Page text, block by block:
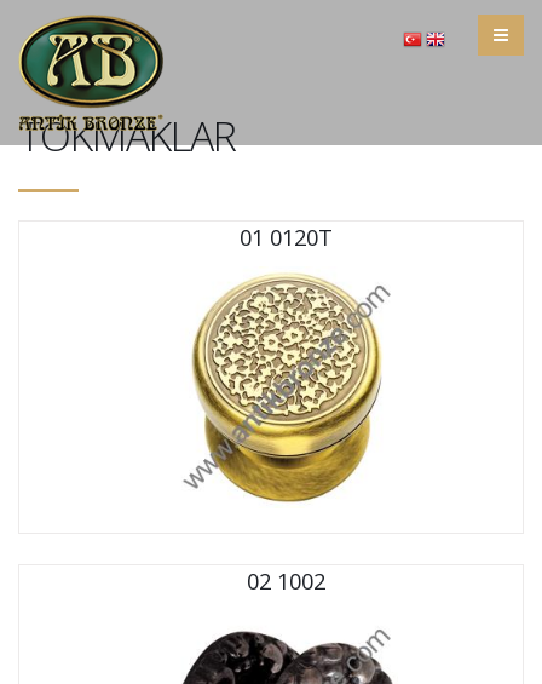
TOKMAKLAR
01 0120T
02 1002